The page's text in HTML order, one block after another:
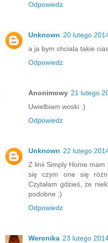
Odpowiedz
Unknown 20 lutego
a ja bym chciala takie
Odpowiedz
Anonimowy 21 lutego
Uwielbiam woski :)
Odpowiedz
Unknown 22 lutego
Z linii Simply Home
się czym one się
Czytałam gdzieś, że
podobne ;)
Odpowiedz
Weronika 23 lutego